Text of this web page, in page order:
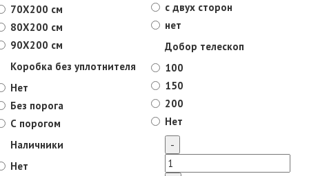
70X200 см
80X200 см
90X200 см
Коробка без уплотнителя
Нет
Без порога
С порогом
Наличники
Нет
с двух сторон
нет
Добор телескоп
100
150
200
Нет